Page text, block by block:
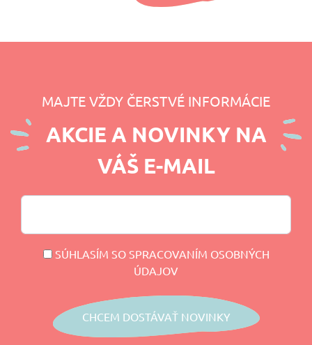
MAJTE VŽDY ČERSTVÉ INFORMÁCIE
AKCIE A NOVINKY NA
VÁŠ E-MAIL
SÚHLASÍM SO SPRACOVANÍM OSOBNÝCH
ÚDAJOV
CHCEM DOSTÁVAŤ NOVINKY